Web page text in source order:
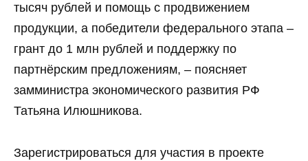
тысяч рублей и помощь с продвижением
продукции, а победители федерального этапа –
грант до 1 млн рублей и поддержку по
партнёрским предложениям, – поясняет
замминистра экономического развития РФ
Татьяна Илюшникова.
Зарегистрироваться для участия в проекте